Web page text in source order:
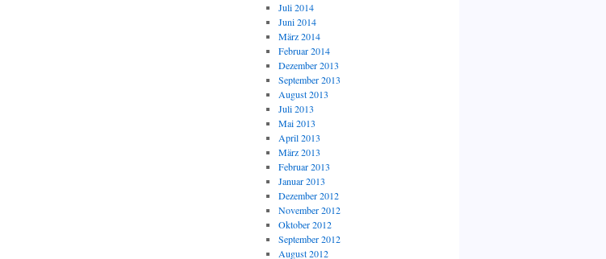
Juli 2014
Juni 2014
März 2014
Februar 2014
Dezember 2013
September 2013
August 2013
Juli 2013
Mai 2013
April 2013
März 2013
Februar 2013
Januar 2013
Dezember 2012
November 2012
Oktober 2012
September 2012
August 2012